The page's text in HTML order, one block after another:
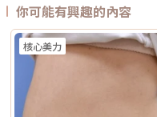
你可能有興趣的內容
核心美力